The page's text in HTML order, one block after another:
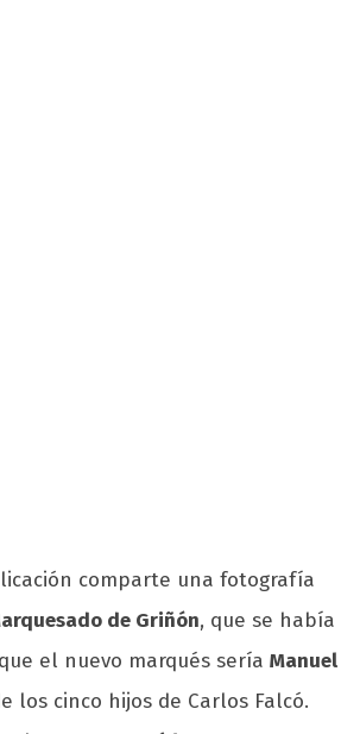
comparte una fotografía
de Griñón, que se había
el nuevo marqués sería Manuel
los cinco hijos de Carlos Falcó.